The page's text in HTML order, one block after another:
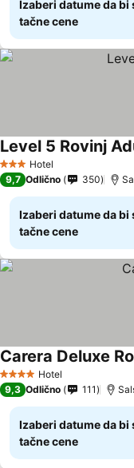
Izaberi datume da bi
tačne cene
3 Zvezdice
Hotel
Level 5 Rovinj
9,7 Odlično 350
Izaberi datume da bi
tačne cene
4 ZvezdiceHotel
Carera Deluxe
9,3 Odlično 111
Izaberi datume da bi
tačne cene